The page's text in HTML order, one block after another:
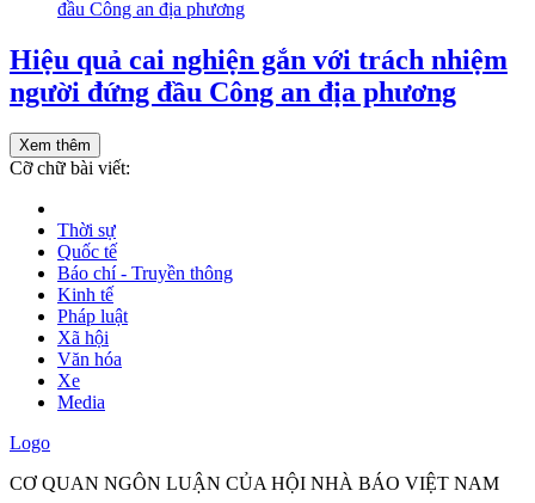
Hiệu quả cai nghiện gắn với trách nhiệm
người đứng đầu Công an địa phương
Xem thêm
Cỡ chữ bài viết:
Thời sự
Quốc tế
Báo chí - Truyền thông
Kinh tế
Pháp luật
Xã hội
Văn hóa
Xe
Media
Logo
CƠ QUAN NGÔN LUẬN CỦA HỘI NHÀ BÁO VIỆT NAM